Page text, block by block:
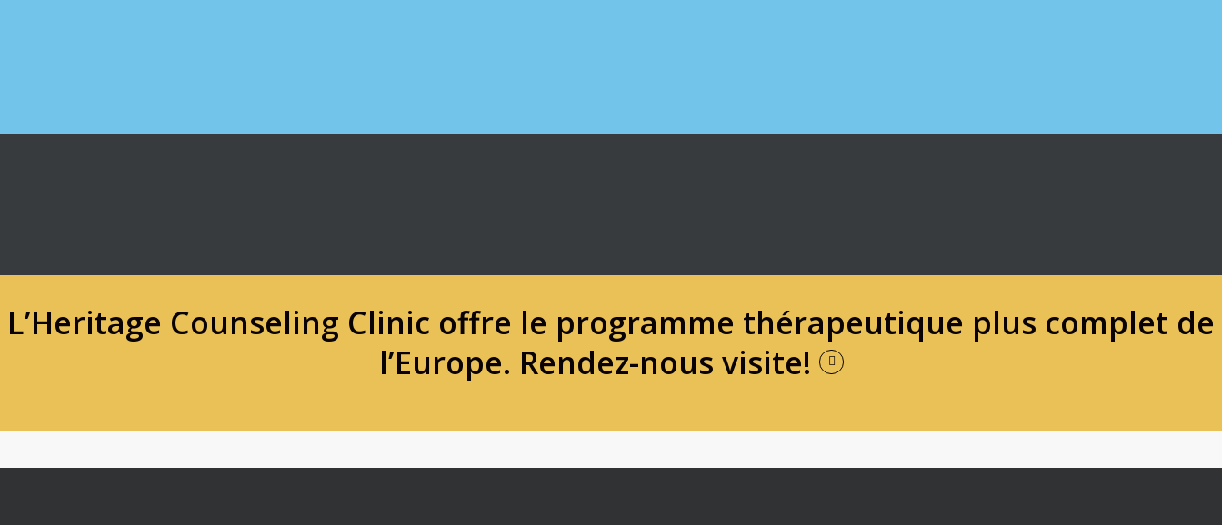
L’Heritage Counseling Clinic offre le programme thérapeutique plus complet de
l’Europe. Rendez-nous visite!